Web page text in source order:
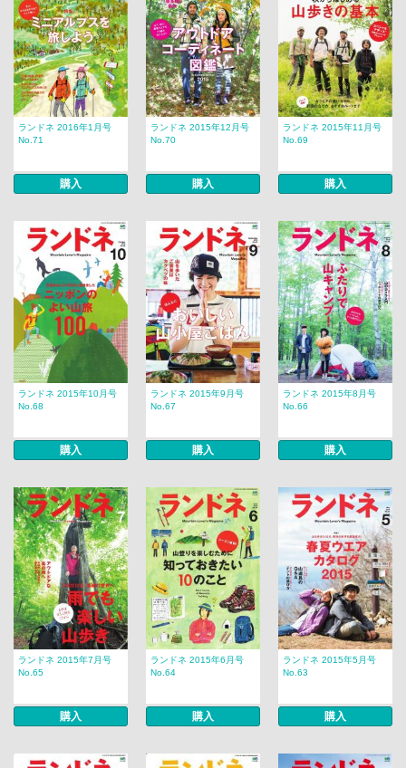
ランドネ 2016年1月号
No.71
購入
ランドネ 2015年12月号
No.70
購入
ランドネ 2015年11月号
No.69
購入
ランドネ 2015年10月号
No.68
購入
ランドネ 2015年9月号
No.67
購入
ランドネ 2015年8月号
No.66
購入
ランドネ 2015年7月号
No.65
購入
ランドネ 2015年6月号
No.64
購入
ランドネ 2015年5月号
No.63
購入